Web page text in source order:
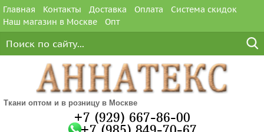
Главная Контакты Доставка Оплата
Система скидок
Наш магазин в Москве
Опт
Ткани оптом и в розницу в Москве
+7 (929) 667-86-00